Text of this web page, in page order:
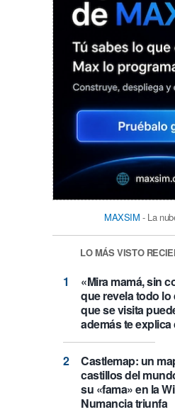
MAXSIM - La
LO MÁS VISTO
«Mira mamá, sin
que revela todo
que se visita
además te
Castlemap: un
castillos del
su «fama» en la
Numancia triunfa